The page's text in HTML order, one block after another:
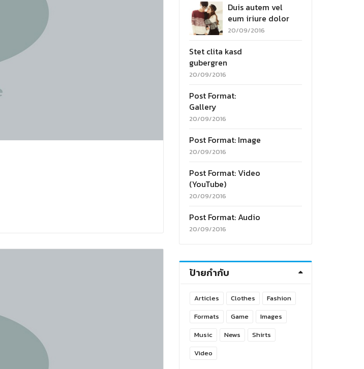
Duis autem vel
eum iriure dolor
20/09/2016
Stet clita kasd
gubergren
20/09/2016
Post Format:
Gallery
20/09/2016
Post Format: Image
20/09/2016
Post Format: Video
(YouTube)
20/09/2016
Post Format: Audio
20/09/2016
ป้ายกำกับ
Articles Clothes
Fashion
Formats
Game
Images
Music
News
Shirts
Video